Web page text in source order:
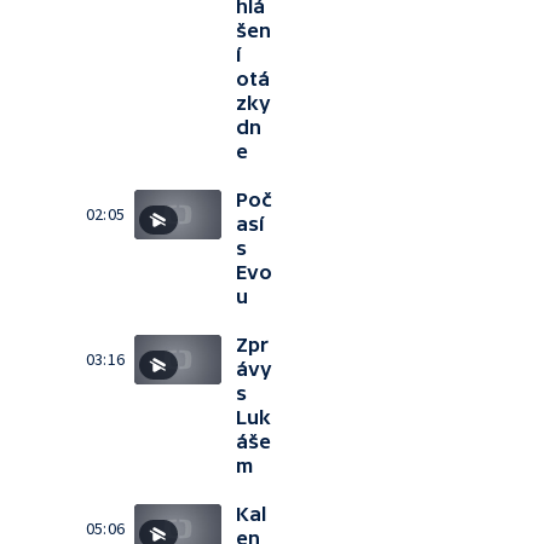
hlá
šen
í
otá
zky
dn
e
02:05
Poč
así
s
Evo
u
03:16
Zpr
ávy
s
Luk
áše
m
05:06
Kal
en